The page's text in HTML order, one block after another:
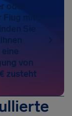
oder
mit
Sie
von
zusteht